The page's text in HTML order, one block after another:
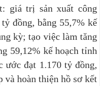
giá trị sản xuất công
đồng, bằng 55,7% kế
kỳ; tạo việc làm tăng
59,12% kế hoạch tỉnh
ước đạt 1.170 tỷ đồng,
và hoàn thiện hồ sơ kết